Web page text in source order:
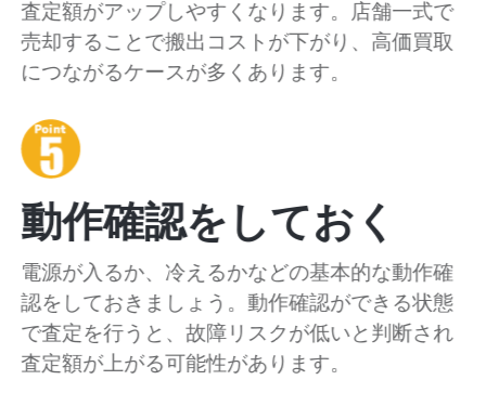
査定額がアップしやすくなります。店舗一式で
売却することで搬出コストが下がり、高価買取
につながるケースが多くあります。
動作確認をしておく
電源が入るか、冷えるかなどの基本的な動作確
認をしておきましょう。動作確認ができる状態
で査定を行うと、故障リスクが低いと判断され
査定額が上がる可能性があります。